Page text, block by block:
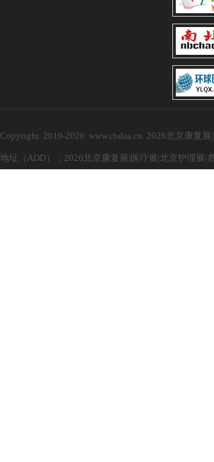
Copyright 2010-2026 www.cbdaa.cn 2026北京康复
地址（ADD）：2026北京康复展|医疗展|北京护理展